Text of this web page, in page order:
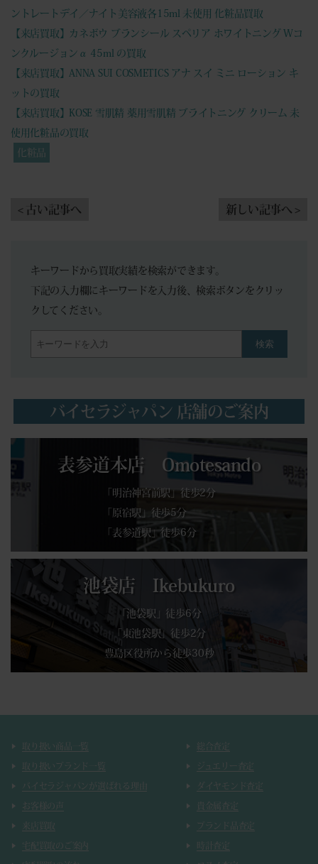
ントレートデイ／ナイト美容液各15ml 未使用 化粧品買取
【来店買取】カネボウ ブランシール スペリア ホワイトニング Wコ
ンクルージョンα 45ml の買取
【来店買取】ANNA SUI COSMETICS アナ スイ ミニ ローション キ
ットの買取
【来店買取】KOSE 雪肌精 薬用雪肌精 ブライトニング クリーム 未
使用化粧品の買取
化粧品
< 古い記事へ 新しい記事へ >
キーワードから買取実績を検索ができます。
下記の入力欄にキーワードを入力後、検索ボタンをクリッ
クしてください。
検索
バイセラジャパン 店舗のご案内
表参道本店 Omotesando
「明治神宮前駅」徒歩2分
「原宿駅」徒歩5分
「表参道駅」徒歩6分
池袋店 Ikebukuro
「池袋駅」徒歩6分
「東池袋駅」徒歩2分
豊島区役所から徒歩30秒
取り扱い商品一覧
取り扱いブランド一覧
バイセラジャパンが選ばれる理由
お客様の声
来店買取
宅配買取のご案内
総合査定
ジュエリー査定
ダイヤモンド査定
貴金属査定
ブランド品査定
時計査定